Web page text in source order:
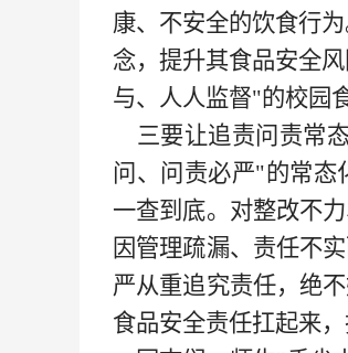
康、不安全的饮食行
念，提升其食品安全
与、人人监督"的校园
三要让追责问责常
问、问责必严"的常态
一查到底。对整改不
因管理疏漏、责任不
严从重追究责任，绝
食品安全责任扛起来